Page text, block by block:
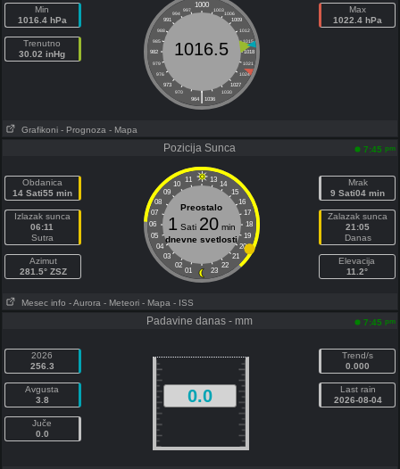
Min
1016.4 hPa
Trenutno
30.02 inHg
1000
997 1003
994
1006
991
1009
988
1012
985
1015
982
1018
979
1021
976
1024
973
1027
970
1030
|
964 1036
1016.5
Max
1022.4 hPa
Grafikoni - Prognoza - Mapa
Pozicija Sunca 7:45 pm
Obdanica
14 Sati55 min
Izlazak sunca
06:11
Sutra
Azimut
281.5° ZSZ
11 13
10
14
09
15
08
16
07
17
06
18
05
19
04
20
03
21
02
22
01 23
Preostalo
1 Sati 20min
dnevne svetlosti
Mrak
9 Sati04 min
Zalazak sunca
21:05
Danas
Elevacija
11.2°
Mesec info - Aurora - Meteori - Mapa - ISS
Padavine danas - mm 7:45 pm
2026
256.3
Avgusta
3.8
Juče
0.0
0.0
Trend/s
0.000
Last rain
2026-08-04